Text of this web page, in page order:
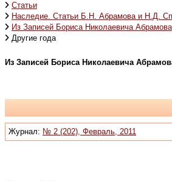
Статьи
Наследие. Статьи Б.Н. Абрамова и Н.Д.
Из Записей Бориса Николаевича Абрамова
Другие года
Из Записей Бориса Николаевича
Журнал: № 2 (202), Февраль, 2011